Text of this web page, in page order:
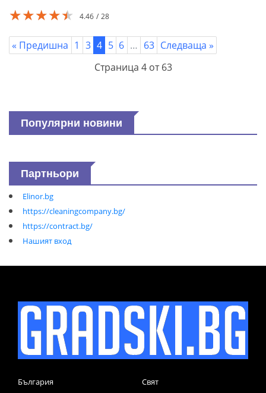
★★★★★
★★★★★
★★★★★ 4.46 28
« Предишна 1 3 4 5 6 … 63 Следваща »
Страница 4 от 63
Популярни новини
Партньори
Elinor.bg
https://cleaningcompany.bg/
https://contract.bg/
Нашият вход
България
Свят